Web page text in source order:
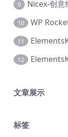
9 Nicex-创意
10
11
12
文章展示
标签